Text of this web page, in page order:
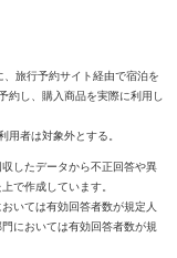
旅行予約サイト経由で宿泊を
約し、購入商品を実際に利用し
用者は対象外とする。
したデータから不正回答や異
で作成しています。
いては有効回答者数が規定人
においては有効回答者数が規